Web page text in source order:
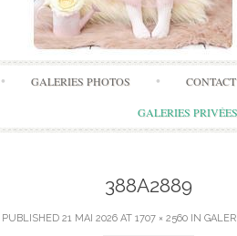
GALERIES PHOTOS CONTACT
GALERIES PRIVÉES
388A2889
PUBLISHED 21 MAI 2026 AT 1707 × 2560 IN